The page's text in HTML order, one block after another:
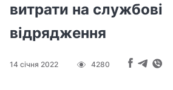
витрати на службові
відрядження
14 січня 2022 4280